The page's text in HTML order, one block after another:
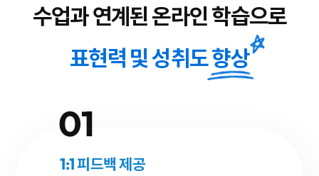
수업과 연계된 온라인 학습으로
표현력 및 성취도향상
1:1 피드백 제공